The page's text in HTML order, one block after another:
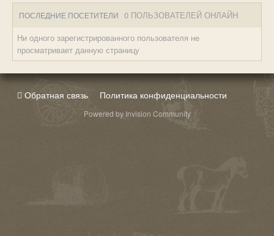
ПОСЛЕДНИЕ ПОСЕТИТЕЛИ 0 ПОЛЬЗОВАТЕЛЕЙ ОНЛАЙН
Ни одного зарегистрированного пользователя не
просматривает данную страницу
Обратная связь Политика конфиденциальности
Powered by Invision Community